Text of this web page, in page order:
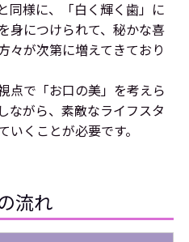
同様に、「白く輝く歯」に
身につけられて、秘かな喜
々が次第に増えてきており
点で「お口の美」を考えら
ながら、素敵なライフスタ
いくことが必要です。
流れ